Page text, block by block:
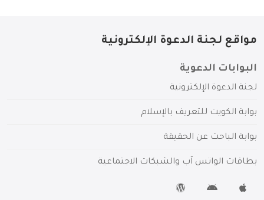
مواقع لجنة الدعوة الإلكترونية
البوابات الدعوية
لجنة الدعوة الإلكترونية
بوابة الكويت للتعريف بالإسلام
بوابة الباحث عن الحقيقة
بطاقات الواتس آب والشبكات الاجتماعية